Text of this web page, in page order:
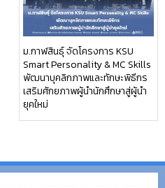
ม.กาฬสินธุ์ จัดโครงการ KSU
Smart Personality & MC Skills
พัฒนาบุคลิกภาพและทักษะพิธีกร
เสริมศักยภาพผู้นำนักศึกษาสู่ผู้นำ
ยุคใหม่